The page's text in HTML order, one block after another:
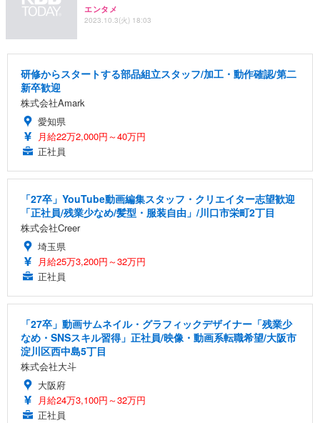
エンタメ
2023.10.3(火) 18:03
研修からスタートする部品組立スタッフ/加工・動作確認/第二
新卒歓迎
株式会社Amark
愛知県
月給22万2,000円～40万円
正社員
「27卒」YouTube動画編集スタッフ・クリエイター志望歓迎
「正社員/残業少なめ/髪型・服装自由」/川口市栄町2丁目
株式会社Creer
埼玉県
月給25万3,200円～32万円
正社員
「27卒」動画サムネイル・グラフィックデザイナー「残業少
なめ・SNSスキル習得」正社員/映像・動画系転職希望/大阪市
淀川区西中島5丁目
株式会社大斗
大阪府
月給24万3,100円～32万円
正社員